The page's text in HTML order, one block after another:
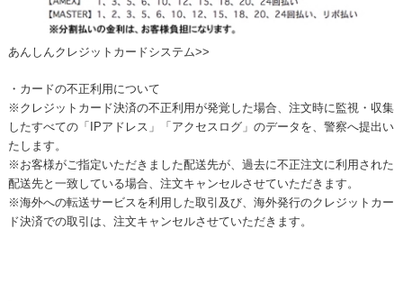
あんしんクレジットカードシステム>>
・カードの不正利用について
※クレジットカード決済の不正利用が発覚した場合、注文時に監視・収集
したすべての「IPアドレス」「アクセスログ」のデータを、警察へ提出い
たします。
※お客様がご指定いただきました配送先が、過去に不正注文に利用された
配送先と一致している場合、注文キャンセルさせていただきます。
※海外への転送サービスを利用した取引及び、海外発行のクレジットカー
ド決済での取引は、注文キャンセルさせていただきます。